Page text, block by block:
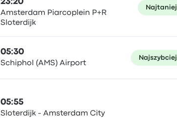
23:20
Amsterdam Piarcoplein P+R
Sloterdijk
Najtaniej
05:30
Schiphol (AMS) Airport
Najszybciej
05:55
Sloterdijk - Amsterdam City